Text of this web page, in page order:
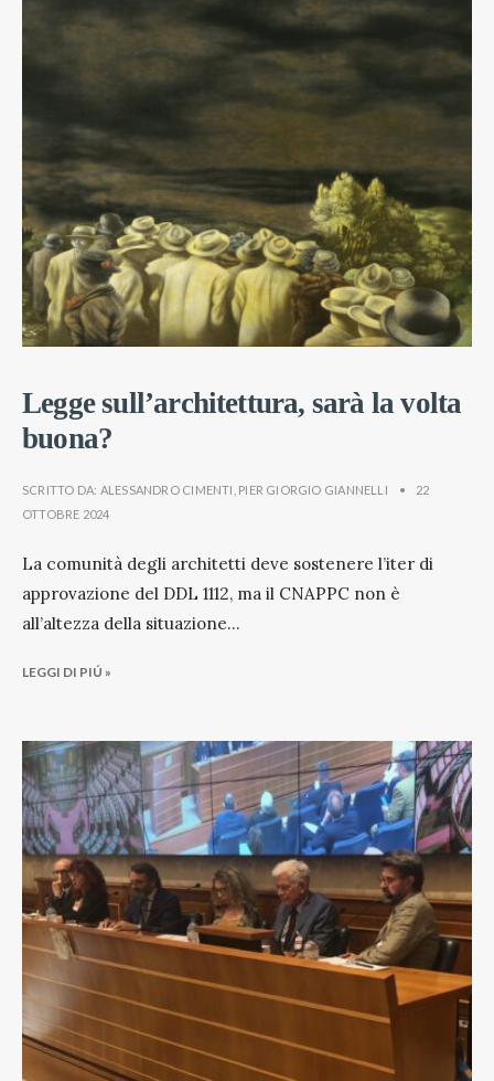
Legge sull’architettura, sarà la volta
buona?
SCRITTO DA: ALESSANDRO CIMENTI PIER GIORGIO GIANNELLI •
22
OTTOBRE 2024
La comunità degli architetti deve sostenere l’iter di
approvazione del DDL 1112, ma il CNAPPC non è
all’altezza della situazione...
LEGGI DI PIÚ »